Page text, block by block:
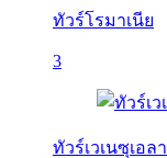
ทัวร์โรมาเนีย
3
ทัวร์เวเนซุเอลา